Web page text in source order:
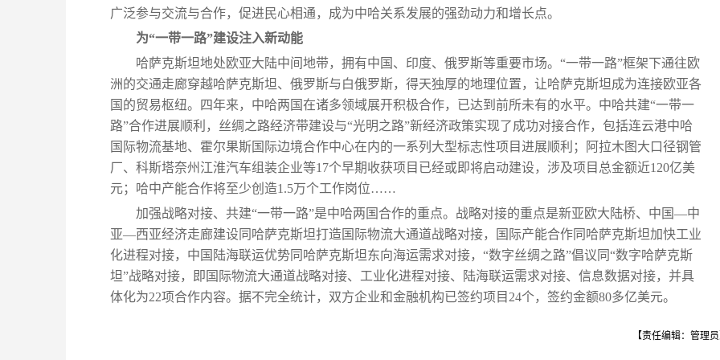
广泛参与交流与合作，促进民心相通，成为中哈关系发展的强劲动力和增长点。
为“一带一路”建设注入新动能
哈萨克斯坦地处欧亚大陆中间地带，拥有中国、印度、俄罗斯等重要市场。“一带一路”框架下通往欧
洲的交通走廊穿越哈萨克斯坦、俄罗斯与白俄罗斯，得天独厚的地理位置，让哈萨克斯坦成为连接欧亚各
国的贸易枢纽。四年来，中哈两国在诸多领域展开积极合作，已达到前所未有的水平。中哈共建“一带一
路”合作进展顺利，丝绸之路经济带建设与“光明之路”新经济政策实现了成功对接合作，包括连云港中哈
国际物流基地、霍尔果斯国际边境合作中心在内的一系列大型标志性项目进展顺利；阿拉木图大口径钢管
厂、科斯塔奈州江淮汽车组装企业等17个早期收获项目已经或即将启动建设，涉及项目总金额近120亿美
元；哈中产能合作将至少创造1.5万个工作岗位……
加强战略对接、共建“一带一路”是中哈两国合作的重点。战略对接的重点是新亚欧大陆桥、中国—中
亚—西亚经济走廊建设同哈萨克斯坦打造国际物流大通道战略对接，国际产能合作同哈萨克斯坦加快工业
化进程对接，中国陆海联运优势同哈萨克斯坦东向海运需求对接，“数字丝绸之路”倡议同“数字哈萨克斯
坦”战略对接，即国际物流大通道战略对接、工业化进程对接、陆海联运需求对接、信息数据对接，并具
体化为22项合作内容。据不完全统计，双方企业和金融机构已签约项目24个，签约金额80多亿美元。
【责任编辑：管理